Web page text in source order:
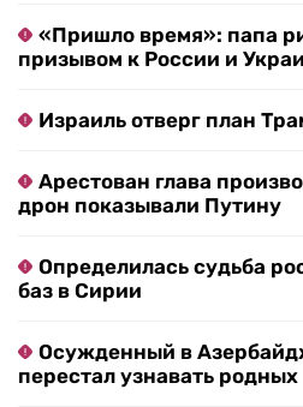
«Пришло время»: папа
призывом к России и
Израиль отверг план
Арестован глава
дрон показывали Путину
Определилась судьба
баз в Сирии
Осужденный в
перестал узнавать родных